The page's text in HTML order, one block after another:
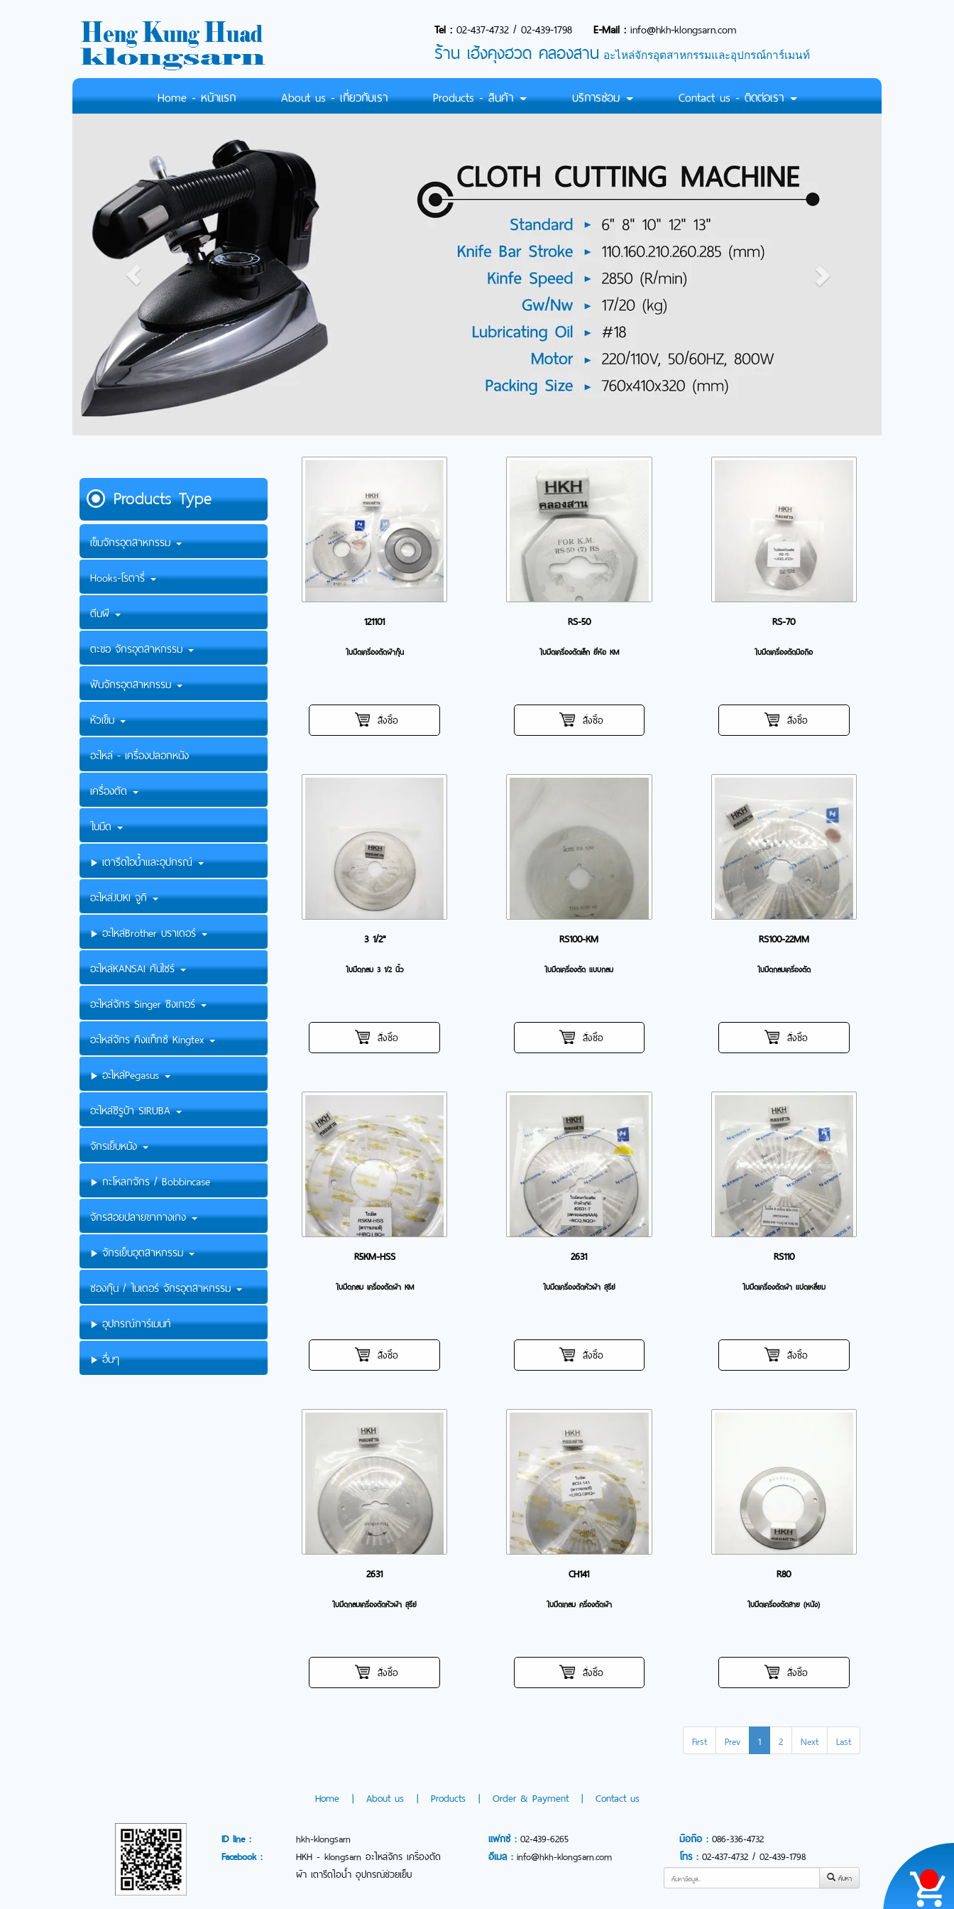
Home - หน้าแรก About us - เกี่ยวกับเรา Products - สินค้า บริการซ่อม Contact us - ติดต่อเรา
Tel : 02-437-4732 / 02-439-1798 E-Mail : info@hkh-klongsarn.com
ร้าน เฮ้งคุงฮวด คลองสาน อะไหล่จักรอุตสาหกรรมและอุปกรณ์การ์เมนท์
Products Type
เข็มจักรอุตสาหกรรม
Hooks-โรตารี่
ตีนผี
ตะขอ จักรอุตสาหกรรม
ฟันจักรอุตสาหกรรม
หัวเข็ม
อะไหล่ - เครื่องปลอกหนัง
เครื่องตัด
ใบมีด
เตารีดไอน้ำและอุปกรณ์
อะไหล่JUKI จูกิ
อะไหล่Brother บราเดอร์
อะไหล่KANSAI คันไซร์
อะไหล่จักร Singer ซิงเกอร์
อะไหล่จักร คิงแท็กซ์ Kingtex
อะไหล่Pegasus
อะไหล่ซิรูบ้า SIRUBA
จักรเย็บหนัง
กะโหลกจักร / Bobbincase
จักรสอยปลายขากางเกง
จักรเย็บอุตสาหกรรม
ซองกุ๊น / ไบเดอร์ จักรอุตสาหกรรม
อุปกรณ์การ์เมนท์
อื่นๆ
121101
ใบมีดเครื่องตัดผ้ากุ๊น
สั่งซื้อ
RS-50
ใบมีดเครื่องตัดเล็ก ยี่ห้อ KM
สั่งซื้อ
RS-70
ใบมีดเครื่องตัดมือถือ
สั่งซื้อ
3 1/2"
ใบมีดกลม 3 1/2 นิ้ว
สั่งซื้อ
RS100-KM
ใบมีดเครื่องตัด แบบกลม
สั่งซื้อ
RS100-22MM
ใบมีดกลมเครื่องตัด
สั่งซื้อ
R5KM-HSS
ใบมีดกลม เครื่องตัดผ้า KM
สั่งซื้อ
2631
ใบมีดเครื่องตัดหัวผ้า สุรีย์
สั่งซื้อ
RS110
ใบมีดเครื่องตัดผ้า แปดเหลี่ยม
สั่งซื้อ
2631
ใบมีดกลมเครื่องตัดหัวผ้า สุรีย์
สั่งซื้อ
CH141
ใบมีดเกลม ครื่องตัดผ้า
สั่งซื้อ
R80
ใบมีดเครื่องตัดสาย (หนัง)
สั่งซื้อ
First Prev 1 2 Next Last
Home | About us | Products | Order & Payment | Contact us
ID line :
hkh-klongsarn
Facebook :
HKH - klongsarn อะไหล่จักร เครื่องตัด
ผ้า เตารีดไอน้ำ อุปกรณ์ช่วยเย็บ
แฟกซ์ : 02-439-6265
อีเมล : info@hkh-klongsarn.com
มือถือ : 086-336-4732
โทร : 02-437-4732 / 02-439-1798
ค้นหา